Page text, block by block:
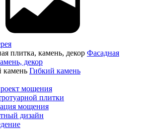
Фасадная
декор
Гибкий камень
мощения
плитки
мощения
дизайн